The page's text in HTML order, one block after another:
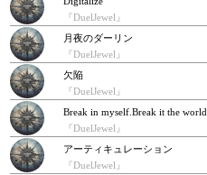
『DuelJewel』
月夜のダーリン
『DuelJewel』
欠陥
『DuelJewel』
Break in myself.Break it the world.
『DuelJewel』
アーティキュレーション
『DuelJewel』